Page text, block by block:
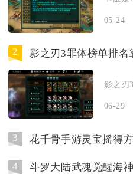
05-24
2 影之刃3罪体榜单排名
影之刃
06-29
3 花千骨手游灵宝摇得
4 斗罗大陆武魂觉醒海